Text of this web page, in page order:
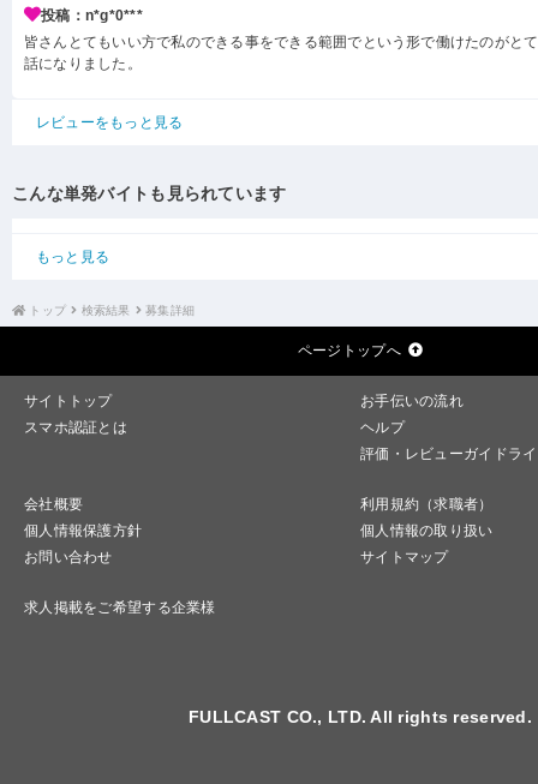
投稿：n*g*0***
皆さんとてもいい方で私のできる事をできる範囲でという形で働けたのがと
話になりました。
レビューをもっと見る
こんな単発バイトも見られています
もっと見る
トップ 検索結果 募集詳細
ページトップへ
サイトトップ
お手伝いの流れ
スマホ認証とは
ヘルプ
評価・レビューガイドラ
会社概要
利用規約（求職者）
個人情報保護方針
個人情報の取り扱い
お問い合わせ
サイトマップ
求人掲載をご希望する企業様
FULLCAST CO., LTD. All rights reserved.